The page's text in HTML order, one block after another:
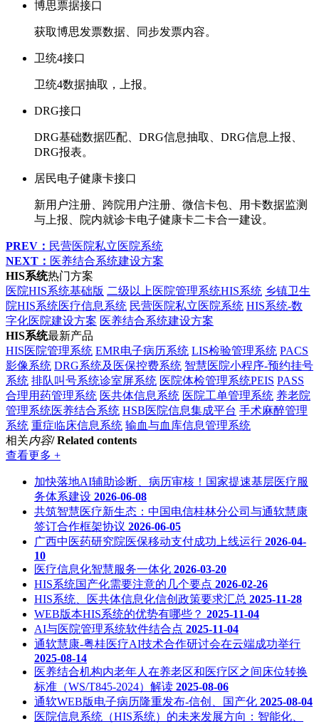
博思票据接口
获取博思发票数据、同步发票内容。
卫统4接口
卫统4数据抽取，上报。
DRG接口
DRG基础数据匹配、DRG信息抽取、DRG信息上报、
DRG报表。
居民电子健康卡接口
新用户注册、跨院用户注册、微信卡包、用卡数据监测
与上报、院内就诊卡电子健康卡二卡合一建设。
PREV： 民营医院私立医院系统
NEXT： 医养结合系统建设方案
HIS系统热门方案
医院HIS系统基础版 二级以上医院管理系统HIS系统 乡镇卫生
院HIS系统医疗信息系统 民营医院私立医院系统 HIS系统-数
字化医院建设方案 医养结合系统建设方案
HIS系统最新产品
HIS医院管理系统 EMR电子病历系统 LIS检验管理系统 PACS
影像系统 DRG系统及医保控费系统 智慧医院小程序-预约挂号
系统 排队叫号系统诊室屏系统 医院体检管理系统PEIS PASS
合理用药管理系统 医共体信息系统 医院工单管理系统 养老院
管理系统医养结合系统 HSB医院信息集成平台 手术麻醉管理
系统 重症临床信息系统 输血与血库信息管理系统
相关内容/ Related contents
查看更多 +
加快落地AI辅助诊断、病历审核！国家提速基层医疗服
务体系建设 2026-06-08
共筑智慧医疗新生态：中国电信桂林分公司与通软慧康
签订合作框架协议 2026-06-05
广西中医药研究院医保移动支付成功上线运行 2026-04-
10
医疗信息化智慧服务一体化 2026-03-20
HIS系统国产化需要注意的几个要点 2026-02-26
HIS系统、医共体信息化信创政策要求汇总 2025-11-28
WEB版本HIS系统的优势有哪些？ 2025-11-04
AI与医院管理系统软件结合点 2025-11-04
通软慧康-粤桂医疗AI技术合作研讨会在云端成功举行
2025-08-14
医养结合机构内老年人在养老区和医疗区之间床位转换
标准（WS/T845-2024）解读 2025-08-06
通软WEB版电子病历隆重发布-信创、国产化 2025-08-04
医院信息系统（HIS系统）的未来发展方向：智能化、